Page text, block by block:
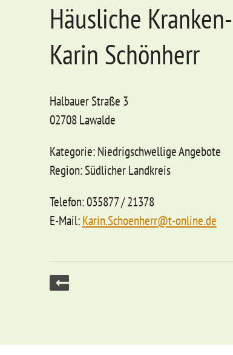
Häusliche
Karin Schönherr
Halbauer Straße 3
02708 Lawalde
Kategorie: Niedrigschwellige Angebote
Region: Südlicher Landkreis
Telefon: 035877 / 21378
E-Mail:Karin.Schoenherr@t-online.de